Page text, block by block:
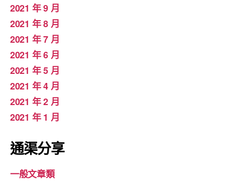
2021 年 9 月
2021 年 8 月
2021 年 7 月
2021 年 6 月
2021 年 5 月
2021 年 4 月
2021 年 2 月
2021 年 1 月
通渠分享
一般文章類